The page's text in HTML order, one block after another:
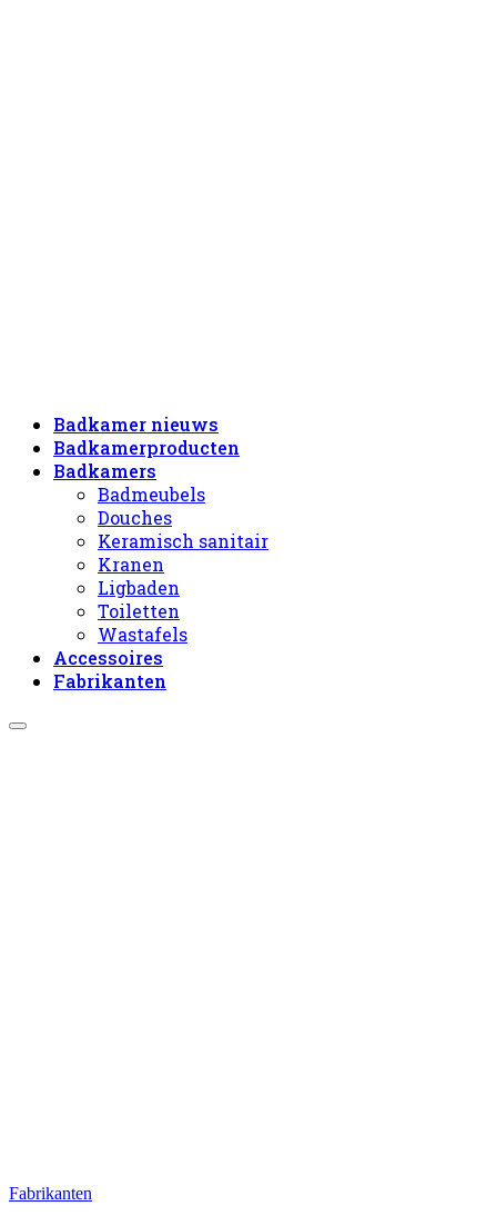
Badkamer nieuws
Badkamerproducten
Badkamers
Badmeubels
Douches
Keramisch sanitair
Kranen
Ligbaden
Toiletten
Wastafels
Accessoires
Fabrikanten
Fabrikanten